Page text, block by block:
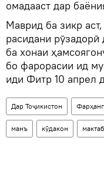
омадааст дар
Маврид ба зикр
расидани
ба хонаи
бо фарорасии ид
иди Фитр 10 апрел
Дар Тоҷикистон Фарҳанг
манъ кӯдакон мактаб